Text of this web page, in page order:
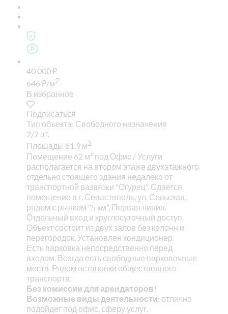
40 000₽
646 ₽/м2
В избранное
Подписаться
Тип объекта: Свободного назначения
2/2 эт.
Площадь: 61.9 м2
Помещение 62 м² под Офис / Услуги
располагается на втором этаже двухэтажного
отдельно стоящего здания недалеко от
транспортной развязки “Огурец”. Сдается
помещение в г. Севастополь, ул. Сельская,
рядом с рынком “5 км”. Первая линия.
Отдельный вход и круглосуточный доступ.
Объект состоит из двух залов без колонн и
перегородок. Установлен кондиционер.
Есть парковка непосредственно перед
входом. Всегда есть свободные парковочные
места. Рядом остановки общественного
транспорта.
Без комиссии для арендаторов!
Возможные виды деятельности: отлично
подойдет под офис, сферу услуг.